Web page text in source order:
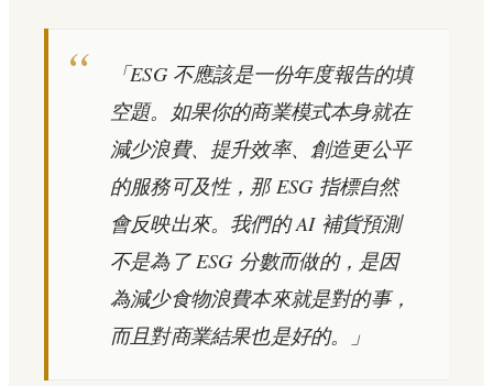
「ESG 不應該是一份年度報告的填
空題。如果你的商業模式本身就在
減少浪費、提升效率、創造更公平
的服務可及性，那 ESG 指標自然
會反映出來。我們的 AI 補貨預測
不是為了 ESG 分數而做的，是因
為減少食物浪費本來就是對的事，
而且對商業結果也是好的。」